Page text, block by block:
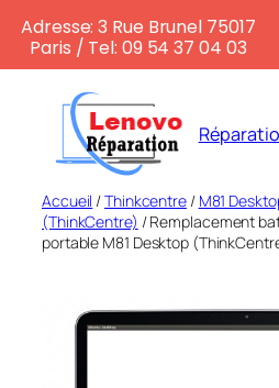
contenu
Accueil /Thinkcentre/ M81
(ThinkCentre) / Remplacement
portable M81 Desktop
Adresse: 3 Rue Brunel 75017
Paris / Tel: 09 54 37 04 03